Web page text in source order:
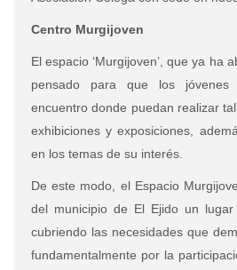
Centro Murgijoven
El espacio ‘Murgijoven’, que ya ha
pensado para que los
encuentro donde puedan realizar
exhibiciones y exposiciones,
en los temas de su interés.
De este modo, el Espacio
del municipio de El Ejido un lugar
cubriendo las necesidades que
fundamentalmente por la